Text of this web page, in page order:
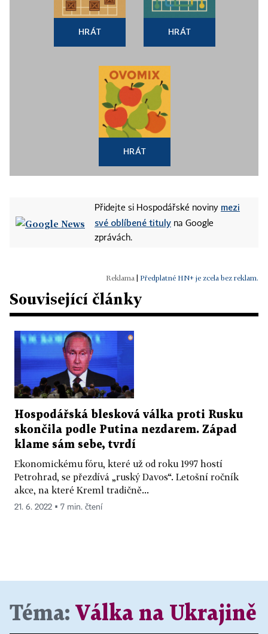
HRÁT HRÁT
HRÁT
Přidejte si Hospodářské noviny mezi
své oblíbené tituly na Google
zprávách.
Předplatné HN+ je zcela bez reklam.
Související články
Hospodářská blesková válka proti Rusku
skončila podle Putina nezdarem. Západ
klame sám sebe, tvrdí
Ekonomickému fóru, které už od roku 1997 hostí
Petrohrad, se přezdívá „ruský Davos“. Letošní ročník
akce, na které Kreml tradičně...
21. 6. 2022 ▪ 7 min. čtení
Téma: Válka na Ukrajině